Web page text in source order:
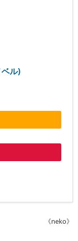
ル)
《neko》